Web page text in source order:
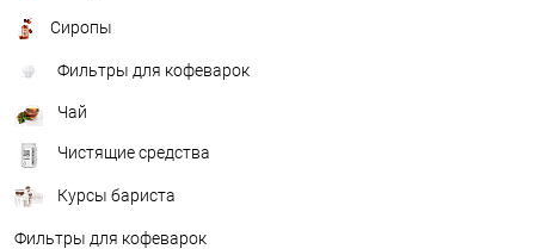
Сиропы
Фильтры для кофеварок
Чай
Чистящие средства
Курсы бариста
Фильтры для кофеварок